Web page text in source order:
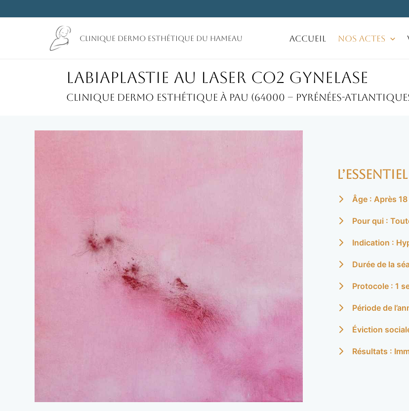
au
Clinique Dermo Esthétique du Hameau Accueil Nos Actes
Labiaplastie au Laser CO2 Gynelase
Clinique dermo esthétique à Pau (64000 – Pyrénées-
L’essentiel
Âge : Après
Pour qui :
Indication :
Durée de la
Protocole : 1
Période de
Éviction
Résultats :